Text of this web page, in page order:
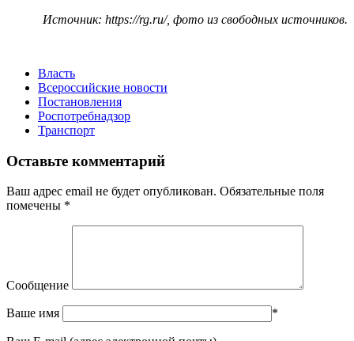
Источник: https://rg.ru/, фото из свободных источников.
Власть
Всероссийские новости
Постановления
Роспотребнадзор
Транспорт
Оставьте комментарий
Ваш адрес email не будет опубликован. Обязательные поля
помечены *
Сообщение
Ваше имя *